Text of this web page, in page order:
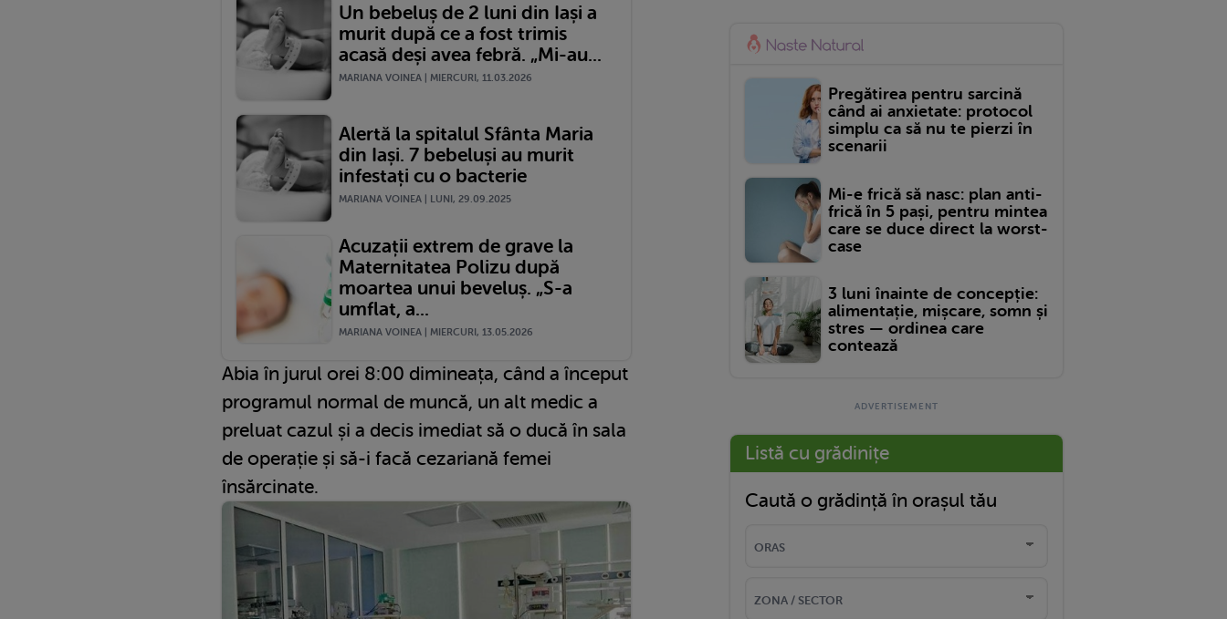
Un bebeluș de 2 luni din Iași a
murit după ce a fost trimis
acasă deși avea febră. „Mi-au...
MARIANA VOINEA | MIERCURI, 11.03.2026
Alertă la spitalul Sfânta Maria
din Iași. 7 bebeluși au murit
infestați cu o bacterie
MARIANA VOINEA | LUNI, 29.09.2025
Acuzații extrem de grave la
Maternitatea Polizu după
moartea unui beveluș. „S-a
umflat, a...
MARIANA VOINEA | MIERCURI, 13.05.2026
Abia în jurul orei 8:00 dimineața, când a început
programul normal de muncă, un alt medic a
preluat cazul și a decis imediat să o ducă în sala
de operație și să-i facă cezariană femei
însărcinate.
Pregătirea pentru sarcină
când ai anxietate: protocol
simplu ca să nu te pierzi în
scenarii
Mi-e frică să nasc: plan anti-
frică în 5 pași, pentru mintea
care se duce direct la worst-
case
3 luni înainte de concepție:
alimentație, mișcare, somn și
stres — ordinea care
contează
Listă cu grădinițe
Caută o grădință în orașul tău